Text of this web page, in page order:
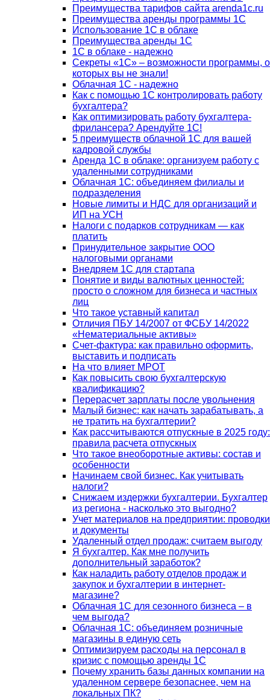
Преимущества тарифов сайта arenda1c.ru
Преимущества аренды программы 1С
Использование 1С в облаке
Преимущества аренды 1С
1С в облаке - надежно
Секреты «1С» – возможности программы, о
которых вы не знали!
Облачная 1С - надежно
Как с помощью 1С контролировать работу
бухгалтера?
Как оптимизировать работу бухгалтера-
фрилансера? Арендуйте 1С!
5 преимуществ облачной 1С для вашей
кадровой службы
Аренда 1С в облаке: организуем работу с
удаленными сотрудниками
Облачная 1С: объединяем филиалы и
подразделения
Новые лимиты и НДС для организаций и
ИП на УСН
Налоги с подарков сотрудникам — как
платить
Принудительное закрытие ООО
налоговыми органами
Внедряем 1С для стартапа
Понятие и виды валютных ценностей:
просто о сложном для бизнеса и частных
лиц
Что такое уставный капитал
Отличия ПБУ 14/2007 от ФСБУ 14/2022
«Нематериальные активы»
Счет-фактура: как правильно оформить,
выставить и подписать
На что влияет МРОТ
Как повысить свою бухгалтерскую
квалификацию?
Перерасчет зарплаты после увольнения
Малый бизнес: как начать зарабатывать, а
не тратить на бухгалтерии?
Как рассчитываются отпускные в 2025 году:
правила расчета отпускных
Что такое внеоборотные активы: состав и
особенности
Начинаем свой бизнес. Как учитывать
налоги?
Снижаем издержки бухгалтерии. Бухгалтер
из региона - насколько это выгодно?
Учет материалов на предприятии: проводки
и документы
Удаленный отдел продаж: считаем выгоду
Я бухгалтер. Как мне получить
дополнительный заработок?
Как наладить работу отделов продаж и
закупок и бухгалтерии в интернет-
магазине?
Облачная 1С для сезонного бизнеса – в
чем выгода?
Облачная 1С: объединяем розничные
магазины в единую сеть
Оптимизируем расходы на персонал в
кризис с помощью аренды 1С
Почему хранить базы данных компании на
удаленном сервере безопаснее, чем на
локальных ПК?